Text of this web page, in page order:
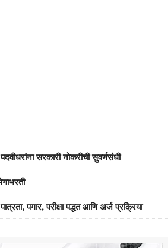
सरकारी नोकरीची सुवर्णसंधी
पगार, परीक्षा पद्धत आणि अर्ज प्रक्रिया